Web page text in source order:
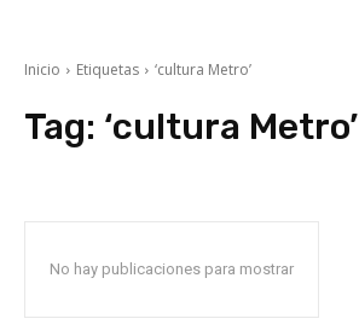
Inicio Etiquetas ‘cultura Metro’
Tag: ‘cultura Metro’
No hay publicaciones para mostrar